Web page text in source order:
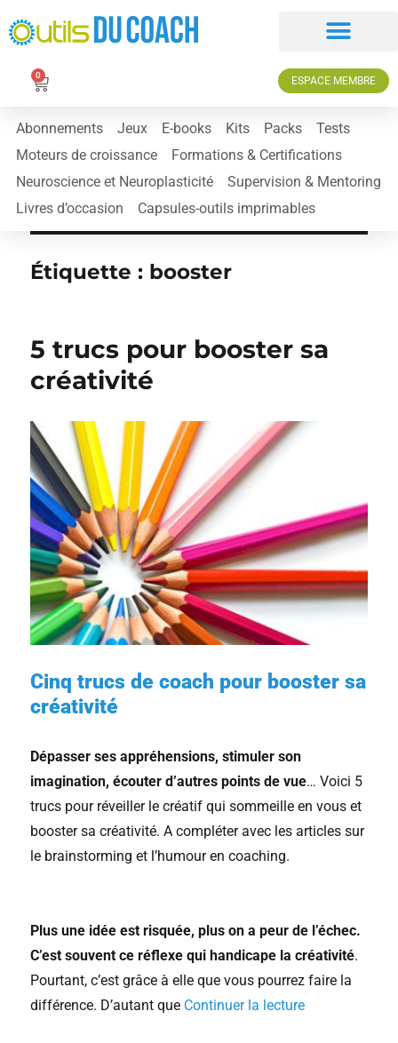
0 ESPACE MEMBRE
Abonnements Jeux E-books Kits Packs
Tests
Moteurs de croissance
Formations & Certifications
Neuroscience et Neuroplasticité
Supervision & Mentoring
Livres d’occasion
Capsules-outils imprimables
Étiquette : booster
5 trucs pour booster sa
créativité
Cinq trucs de coach pour booster sa
créativité
Dépasser ses appréhensions, stimuler son
imagination, écouter d’autres points de vue… Voici 5
trucs pour réveiller le créatif qui sommeille en vous et
booster sa créativité. A compléter avec les articles sur
le brainstorming et l’humour en coaching.
Plus une idée est risquée, plus on a peur de l’échec.
C’est souvent ce réflexe qui handicape la créativité.
Pourtant, c’est grâce à elle que vous pourrez faire la
différence. D’autant que Continuer la lecture